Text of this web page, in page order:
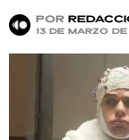
por
13 de marzo de